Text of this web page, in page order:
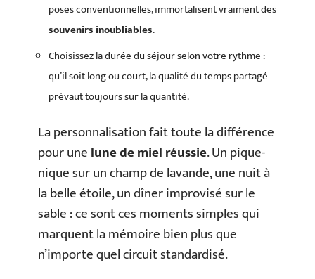
poses conventionnelles, immortalisent vraiment des
souvenirs inoubliables.
Choisissez la durée du séjour selon votre rythme :
qu’il soit long ou court, la qualité du temps partagé
prévaut toujours sur la quantité.
La personnalisation fait toute la différence
pour unelune de miel réussie. Un pique-
nique sur un champ de lavande, une nuit à
la belle étoile, un dîner improvisé sur le
sable : ce sont ces moments simples qui
marquent la mémoire bien plus que
n’importe quel circuit standardisé.